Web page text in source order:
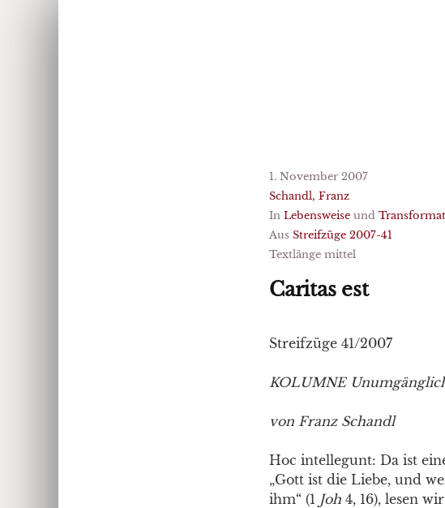
1. November 2007
Schandl, Franz
In Lebensweise und
Aus Streifzüge 2007-41
Textlänge mittel
Caritas est
Streifzüge 41/2007
KOLUMNE
von Franz Schandl
Hoc intellegunt: Da ist
„Gott ist die Liebe, und
ihm“ (1 Joh 4, 16), lesen